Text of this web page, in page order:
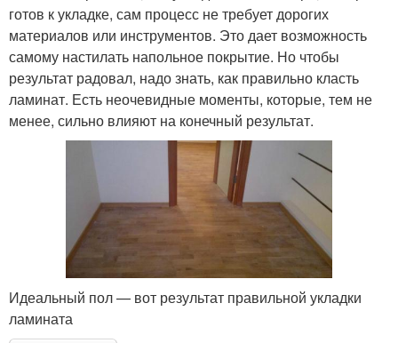
готов к укладке, сам процесс не требует дорогих
материалов или инструментов. Это дает возможность
самому настилать напольное покрытие. Но чтобы
результат радовал, надо знать, как правильно класть
ламинат. Есть неочевидные моменты, которые, тем не
менее, сильно влияют на конечный результат.
Идеальный пол — вот результат правильной укладки
ламината